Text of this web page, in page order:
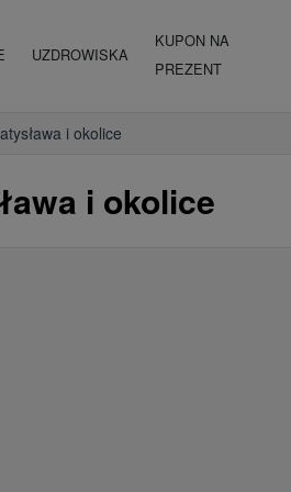
UZDROWISKA
KUPON NA
PREZENT
i okolice
i okolice